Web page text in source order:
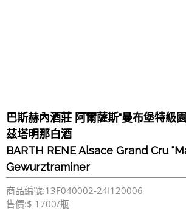
巴斯赫內酒莊 阿爾薩斯"曼布堡特級
茲塔明那白酒
BARTH RENE Alsace Grand Cru
Gewurztraminer
商品編號:13F040002-24I120006
售價:$ 1700/瓶